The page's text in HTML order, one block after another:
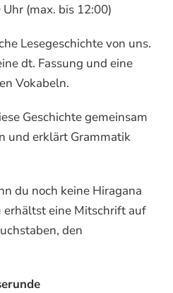
(max. bis 12:00)
Lesegeschichte von uns.
dt. Fassung und eine
Vokabeln.
Geschichte gemeinsam
und erklärt Grammatik
du noch keine Hiragana
erhältst eine Mitschrift auf
den